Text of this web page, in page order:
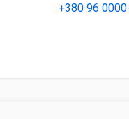
+380 96